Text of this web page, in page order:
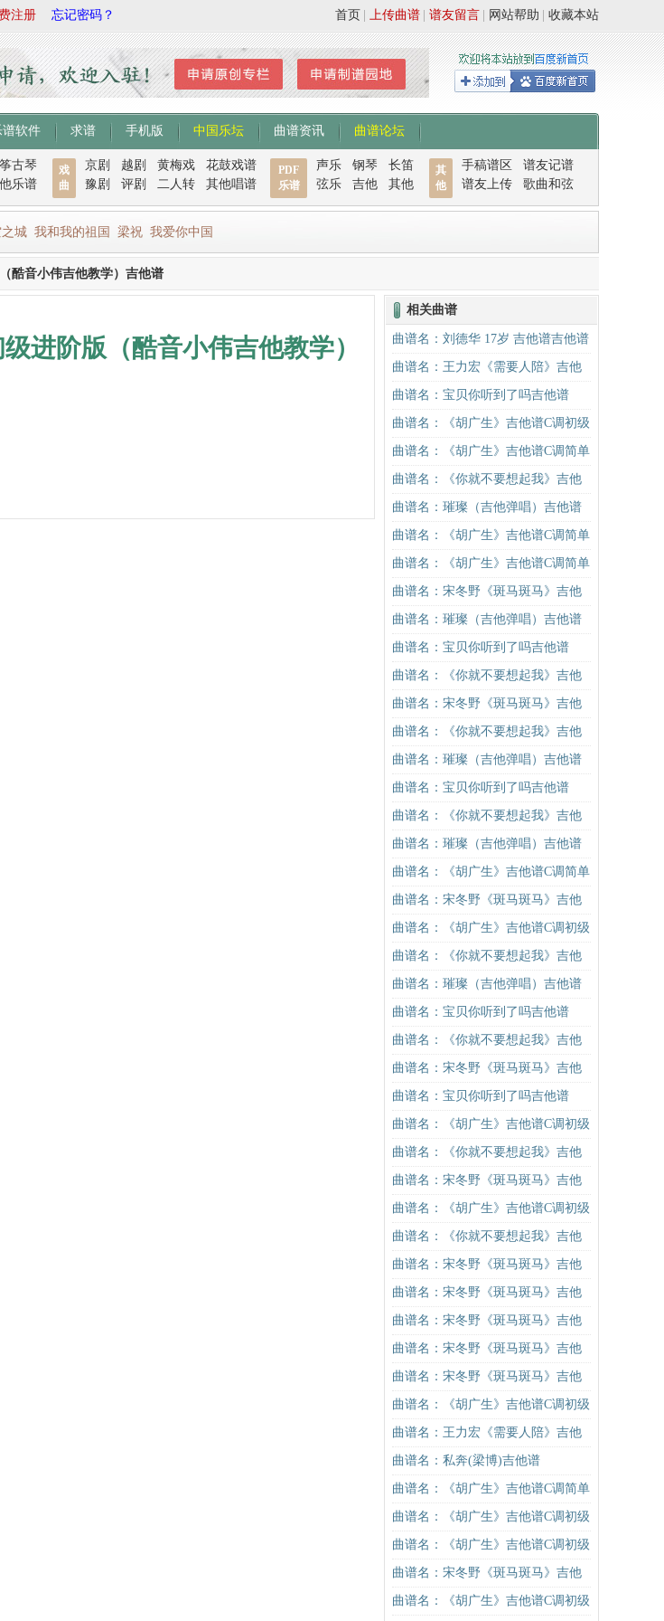
注册 忘记密码？ 收藏本站
网站帮助
谱友留言
上传曲谱
首页
谱软件 求谱 手机版 中国乐坛 曲谱资讯 曲谱论坛
古琴
乐谱
戏
曲
京剧 越剧 黄梅戏
花鼓戏谱
豫剧
评剧 二人转 其他唱谱
PDF
乐谱
声乐 钢琴
长笛
弦乐
吉他 其他
其
他
手稿谱区
谱友记谱
谱友上传
歌曲和弦
城 我和我的祖国 梁祝 我爱你中国
酷音小伟吉他教学）吉他谱
进阶版（酷音小伟吉他教学）
相关曲谱
曲谱名：刘德华 17岁 吉他谱吉他谱
曲谱名：王力宏《需要人陪》吉他
谱C调原版（酷音小伟吉他教学）吉
他谱
曲谱名：宝贝你听到了吗吉他谱
曲谱名：《胡广生》吉他谱C调初级
进阶版（酷音小伟吉他弹唱教学）
吉他谱
曲谱名：《胡广生》吉他谱C调简单
版（酷音小伟吉他弹唱教学）吉他
谱
曲谱名：《你就不要想起我》吉他
谱C调简单版吉他谱
曲谱名：璀璨（吉他弹唱）吉他谱
曲谱名：《胡广生》吉他谱C调简单
版（酷音小伟吉他弹唱教学）吉他
谱
曲谱名：《胡广生》吉他谱C调简单
版（酷音小伟吉他弹唱教学）吉他
谱
曲谱名：宋冬野《斑马斑马》吉他
谱G调初级进阶版（酷音小伟吉他教
学）吉他谱
曲谱名：璀璨（吉他弹唱）吉他谱
曲谱名：宝贝你听到了吗吉他谱
曲谱名：《你就不要想起我》吉他
谱C调简单版吉他谱
曲谱名：宋冬野《斑马斑马》吉他
谱G调初级进阶版（酷音小伟吉他教
学）吉他谱
曲谱名：《你就不要想起我》吉他
谱C调简单版吉他谱
曲谱名：璀璨（吉他弹唱）吉他谱
曲谱名：宝贝你听到了吗吉他谱
曲谱名：《你就不要想起我》吉他
谱C调简单版吉他谱
曲谱名：璀璨（吉他弹唱）吉他谱
曲谱名：《胡广生》吉他谱C调简单
版（酷音小伟吉他弹唱教学）吉他
谱
曲谱名：宋冬野《斑马斑马》吉他
谱C调简单版（酷音小伟吉他教学）
吉他谱
曲谱名：《胡广生》吉他谱C调初级
进阶版（酷音小伟吉他弹唱教学）
吉他谱
曲谱名：《你就不要想起我》吉他
谱C调简单版吉他谱
曲谱名：璀璨（吉他弹唱）吉他谱
曲谱名：宝贝你听到了吗吉他谱
曲谱名：《你就不要想起我》吉他
谱C调简单版吉他谱
曲谱名：宋冬野《斑马斑马》吉他
谱G调初级进阶版（酷音小伟吉他教
学）吉他谱
曲谱名：宝贝你听到了吗吉他谱
曲谱名：《胡广生》吉他谱C调初级
进阶版（酷音小伟吉他弹唱教学）
吉他谱
曲谱名：《你就不要想起我》吉他
谱C调简单版吉他谱
曲谱名：宋冬野《斑马斑马》吉他
谱G调初级进阶版（酷音小伟吉他教
学）吉他谱
曲谱名：《胡广生》吉他谱C调初级
进阶版（酷音小伟吉他弹唱教学）
吉他谱
曲谱名：《你就不要想起我》吉他
谱C调简单版吉他谱
曲谱名：宋冬野《斑马斑马》吉他
谱C调简单版（酷音小伟吉他教学）
吉他谱
曲谱名：宋冬野《斑马斑马》吉他
谱G调初级进阶版（酷音小伟吉他教
学）吉他谱
曲谱名：宋冬野《斑马斑马》吉他
谱C调简单版（酷音小伟吉他教学）
吉他谱
曲谱名：宋冬野《斑马斑马》吉他
谱G调初级进阶版（酷音小伟吉他教
学）吉他谱
曲谱名：宋冬野《斑马斑马》吉他
谱C调简单版（酷音小伟吉他教学）
吉他谱
曲谱名：《胡广生》吉他谱C调初级
进阶版（酷音小伟吉他弹唱教学）
吉他谱
曲谱名：王力宏《需要人陪》吉他
谱C调原版（酷音小伟吉他教学）吉
他谱
曲谱名：私奔(梁博)吉他谱
曲谱名：《胡广生》吉他谱C调简单
版（酷音小伟吉他弹唱教学）吉他
谱
曲谱名：《胡广生》吉他谱C调初级
进阶版（酷音小伟吉他弹唱教学）
吉他谱
曲谱名：《胡广生》吉他谱C调初级
进阶版（酷音小伟吉他弹唱教学）
吉他谱
曲谱名：宋冬野《斑马斑马》吉他
谱C调简单版（酷音小伟吉他教学）
曲谱名：《胡广生》吉他谱C调初级